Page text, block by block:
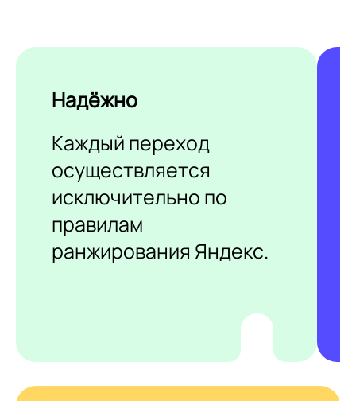
Надёжно
Каждый переход
осуществляется
исключительно по
правилам
ранжирования Яндекс.